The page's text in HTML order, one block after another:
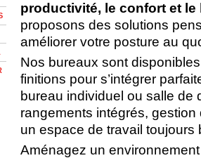
productivité, le confort et le
proposons des solutions
améliorer votre posture au
Nos bureaux sont
finitions pour s’intégrer
bureau individuel ou salle de
rangements intégrés,
un espace de travail toujours
Aménagez un